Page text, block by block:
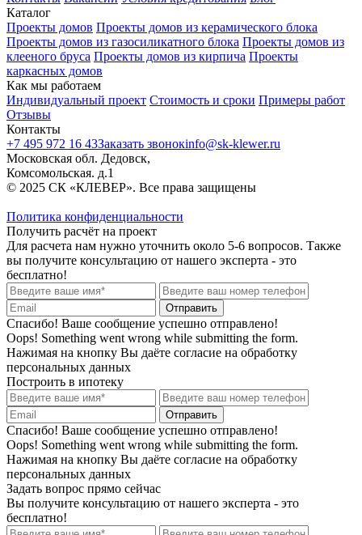
Каталог
Проекты домов Проекты домов из керамического блока
Проекты домов из газосиликатного блока Проекты домов из
клееного бруса Проекты домов из кирпича Проекты
каркасных домов
Как мы работаем
Индивидуальный проект Стоимость и сроки Примеры работ
Отзывы
Контакты
+7 495 972 16 43Заказать звонокinfo@sk-klewer.ru
Московская обл. Дедовск,
Комсомольская. д.1
© 2025 СК «КЛЕВЕР». Все права защищены
Политика конфиденциальности
Получить расчёт на проект
Для расчета нам нужно уточнить около 5-6 вопросов. Также
вы получите консультацию от нашего эксперта - это
бесплатно!
Спасибо! Ваше сообщение успешно отправлено!
Oops! Something went wrong while submitting the form.
Нажимая на кнопку Вы даёте согласие на обработку
персональных данных
Построить в ипотеку
Спасибо! Ваше сообщение успешно отправлено!
Oops! Something went wrong while submitting the form.
Нажимая на кнопку Вы даёте согласие на обработку
персональных данных
Задать вопрос прямо сейчас
Вы получите консультацию от нашего эксперта - это
бесплатно!